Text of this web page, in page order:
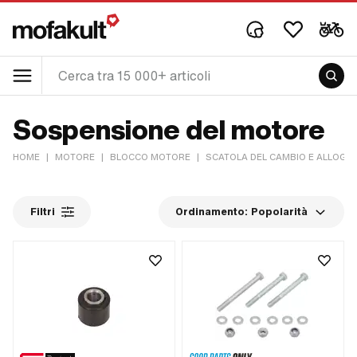
Sospensione del motore
HOME | MOTORE | BLOCCO MOTORE | SCATOLA DEL CAMBIO E
Filtri Ordinamento: Popolarità